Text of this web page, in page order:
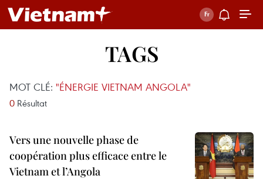
TAGS
MOT CLÉ: "ÉNERGIE VIETNAM ANGOLA"
0 Résultat
Vers une nouvelle phase de
coopération plus efficace entre le
Vietnam et l’Angola